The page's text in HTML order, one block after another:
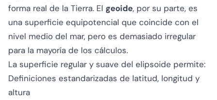
forma real de la Tierra. El geoide, por su parte, es
una superficie equipotencial que coincide con el
nivel medio del mar, pero es demasiado irregular
para la mayoría de los cálculos.
La superficie regular y suave del elipsoide permite:
Definiciones estandarizadas de latitud, longitud y
altura